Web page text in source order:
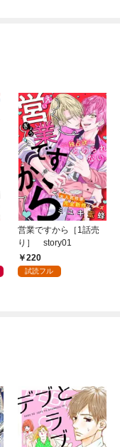
営業ですから［1話売
り］ story01
220
試読フル